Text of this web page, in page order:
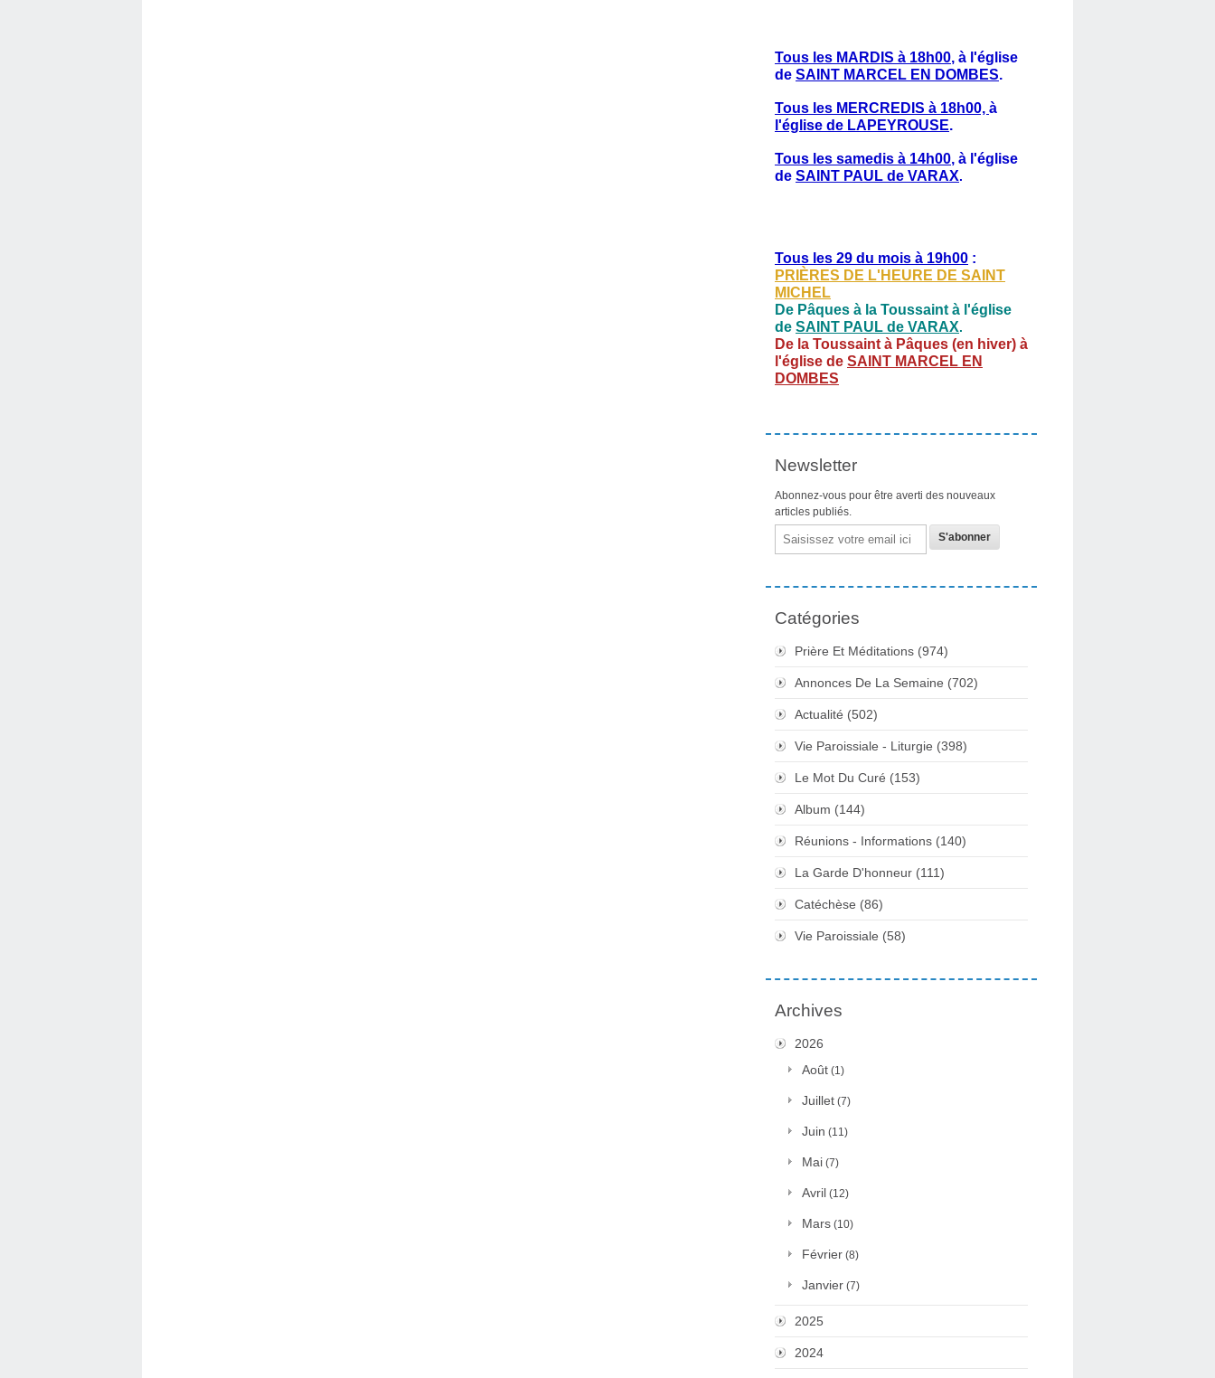
Tous les MARDIS à 18h00, à l'église
de SAINT MARCEL EN DOMBES.
Tous les MERCREDIS à 18h00, à
l'église de LAPEYROUSE.
Tous les samedis à 14h00, à l'église
de SAINT PAUL de VARAX.
Tous les 29 du mois à 19h00 :
PRIÈRES DE L'HEURE DE SAINT
MICHEL
De Pâques à la Toussaint à l'église
de SAINT PAUL de VARAX.
De la Toussaint à Pâques (en hiver) à
l'église de SAINT MARCEL EN
DOMBES
Newsletter
Abonnez-vous pour être averti des nouveaux
articles publiés.
Email
Catégories
Prière Et Méditations (974)
Annonces De La Semaine (702)
Actualité (502)
Vie Paroissiale - Liturgie (398)
Le Mot Du Curé (153)
Album (144)
Réunions - Informations (140)
La Garde D'honneur (111)
Catéchèse (86)
Vie Paroissiale (58)
Archives
2026
Août (1)
Juillet (7)
Juin (11)
Mai (7)
Avril (12)
Mars (10)
Février (8)
Janvier (7)
2025
2024